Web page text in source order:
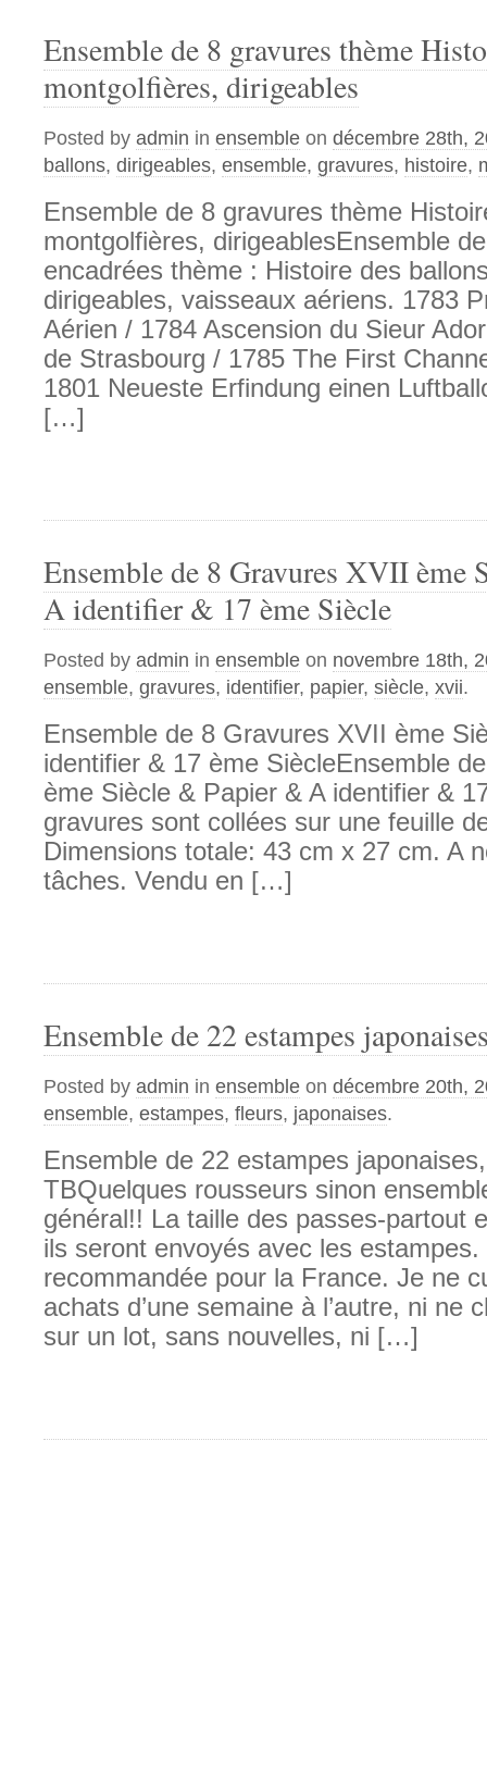
Ensemble de 8 gravures thème
montgolfières, dirigeables
Posted by admin in ensemble on décembre 28th,
ballons, dirigeables, ensemble, gravures, histoire,
Ensemble de 8 gravures thème
montgolfières, dirigeablesEnsemble
encadrées thème : Histoire des
dirigeables, vaisseaux aériens. 1783
Aérien / 1784 Ascension du Sieur
de Strasbourg / 1785 The First
1801 Neueste Erfindung einen
[…]
Ensemble de 8 Gravures XVII ème
A identifier & 17 ème Siècle
Posted by admin in ensemble on novembre 18th,
ensemble, gravures, identifier, papier, siècle, xvii.
Ensemble de 8 Gravures XVII ème
identifier & 17 ème SiècleEnsemble
ème Siècle & Papier & A identifier &
gravures sont collées sur une feuille
Dimensions totale: 43 cm x 27 cm. A
tâches. Vendu en […]
Ensemble de 22 estampes
Posted by admin in ensemble on décembre 20th,
ensemble, estampes, fleurs, japonaises.
Ensemble de 22 estampes
TBQuelques rousseurs sinon
général!! La taille des passes-partout
ils seront envoyés avec les
recommandée pour la France. Je ne
achats d’une semaine à l’autre, ni ne
sur un lot, sans nouvelles, ni […]